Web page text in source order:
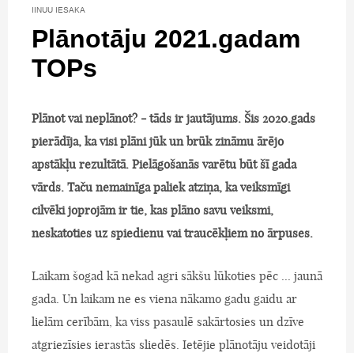
IINUU IESAKA
Plānotāju 2021.gadam
TOPs
Plānot vai neplānot? - tāds ir jautājums. Šis 2020.gads
pierādīja, ka visi plāni jūk un brūk zināmu ārējo
apstākļu rezultātā. Pielāgošanās varētu būt šī gada
vārds. Taču nemainīga paliek atziņa, ka veiksmīgi
cilvēki joprojām ir tie, kas plāno savu veiksmi,
neskatoties uz spiedienu vai traucēkļiem no ārpuses.
Laikam šogad kā nekad agri sākšu lūkoties pēc ... jaunā
gada. Un laikam ne es viena nākamo gadu gaidu ar
lielām cerībām, ka viss pasaulē sakārtosies un dzīve
atgriezīsies ierastās sliedēs. Ietējie plānotāju veidotāji